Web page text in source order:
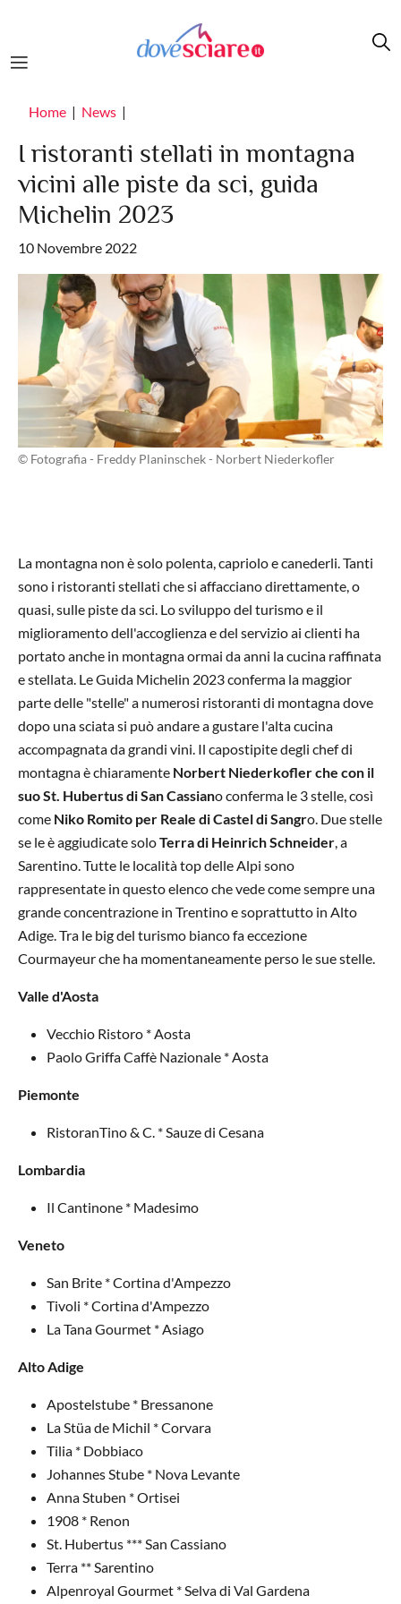
Home News
I ristoranti stellati in montagna
vicini alle piste da sci, guida
Michelin 2023
10 Novembre 2022
© Fotografia - Freddy Planinschek - Norbert Niederkofler
La montagna non è solo polenta, capriolo e canederli. Tanti
sono i ristoranti stellati che si affacciano direttamente, o
quasi, sulle piste da sci. Lo sviluppo del turismo e il
miglioramento dell'accoglienza e del servizio ai clienti ha
portato anche in montagna ormai da anni la cucina raffinata
e stellata. Le Guida Michelin 2023 conferma la maggior
parte delle "stelle" a numerosi ristoranti di montagna dove
dopo una sciata si può andare a gustare l'alta cucina
accompagnata da grandi vini. Il capostipite degli chef di
montagna è chiaramente Norbert Niederkofler che con il
suo St. Hubertus di San Cassiano conferma le 3 stelle, così
come Niko Romito per Reale di Castel diSangro. Due stelle
se le è aggiudicate soloTerra di Heinrich Schneider , a
Sarentino. Tutte le località top delle Alpi sono
rappresentate in questo elenco che vede come sempre una
grande concentrazione in Trentino e soprattutto in Alto
Adige. Tra le big del turismo bianco fa eccezione
Courmayeur che ha momentaneamente perso le sue stelle.
Valle d'Aosta
Vecchio Ristoro * Aosta
Paolo Griffa Caffè Nazionale * Aosta
Piemonte
RistoranTino & C. * Sauze di Cesana
Lombardia
Il Cantinone * Madesimo
Veneto
San Brite * Cortina d'Ampezzo
Tivoli * Cortina d'Ampezzo
La Tana Gourmet * Asiago
Alto Adige
Apostelstube * Bressanone
La Stüa de Michil * Corvara
Tilia * Dobbiaco
Johannes Stube * Nova Levante
Anna Stuben * Ortisei
1908 * Renon
St. Hubertus *** San Cassiano
Terra ** Sarentino
Alpenroyal Gourmet * Selva di Val Gardena